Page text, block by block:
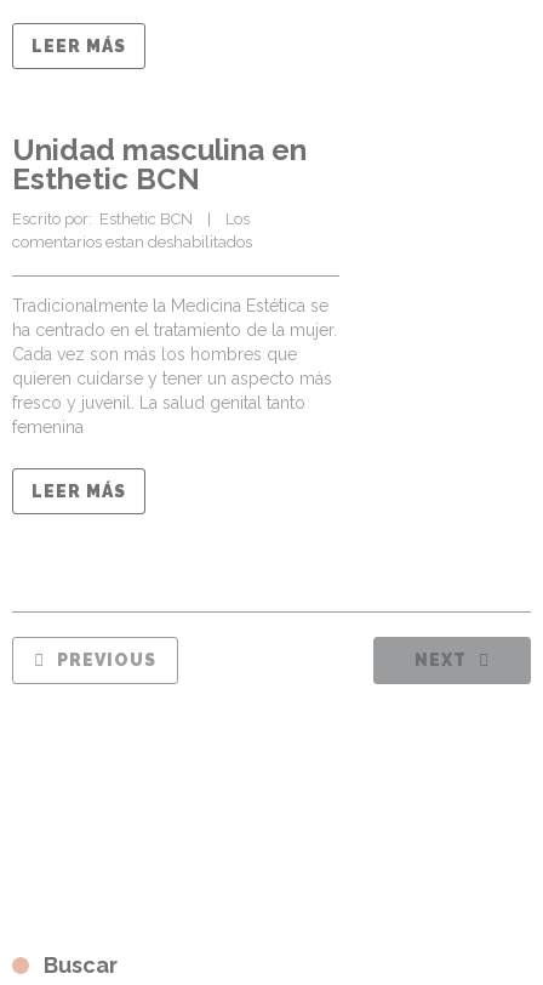
LEER MÁS
Unidad masculina en
Esthetic BCN
Escrito por: Esthetic BCN
Los
comentarios estan deshabilitados
Tradicionalmente la Medicina Estética se
ha centrado en el tratamiento de la mujer.
Cada vez son más los hombres que
quieren cuidarse y tener un aspecto más
fresco y juvenil. La salud genital tanto
femenina
LEER MÁS
NEXT
PREVIOUS
Buscar